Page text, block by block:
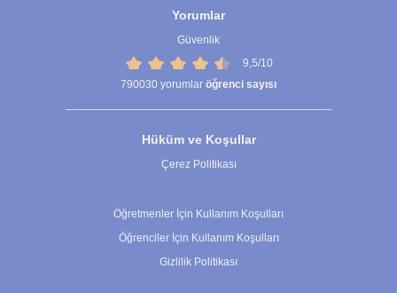
Yorumlar
Güvenlik
9,5/10
790030 yorumlar öğrenci sayısı
Hüküm ve Koşullar
Çerez Politikası
Öğretmenler İçin Kullanım Koşulları
Öğrenciler İçin Kullanım Koşulları
Gizlilik Politikası